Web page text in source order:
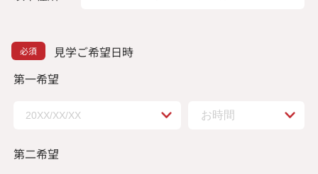
見学ご希望日時
第一希望
第二希望